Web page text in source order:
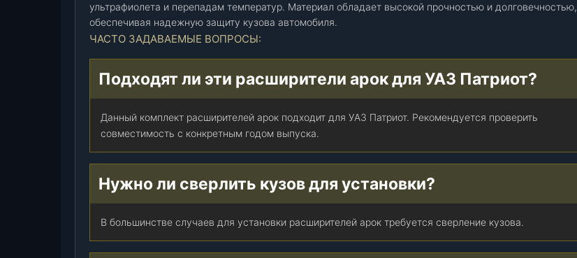
д
)
т
ультрафиолета и перепадам температур. Материал обладает высокой прочностью и долговечностью,
обеспечивая надежную защиту кузова автомобиля.
ЧАСТО ЗАДАВАЕМЫЕ ВОПРОСЫ:
Подходят ли эти расширители арок для УАЗ Патриот?
Данный комплект расширителей арок подходит для УАЗ Патриот. Рекомендуется проверить
совместимость с конкретным годом выпуска.
Нужно ли сверлить кузов для установки?
В большинстве случаев для установки расширителей арок требуется сверление кузова.